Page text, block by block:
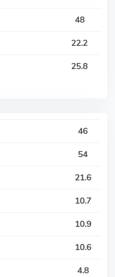
48
22.2
25.8
46
54
21.6
10.7
10.9
10.6
4.8